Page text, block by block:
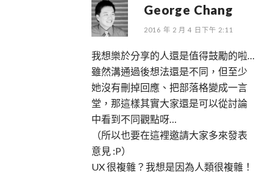
George Chang
2016 年 2 月 4 日下午 2:11
我想樂於分享的人還是值得鼓勵的啦…
雖然溝通過後想法還是不同，但至少
她沒有刪掉回應、把部落格變成一言
堂，那這樣其實大家還是可以從討論
中看到不同觀點呀…
（所以也要在這裡邀請大家多來發表
意見 :P）
UX 很複雜？我想是因為人類很複雜！